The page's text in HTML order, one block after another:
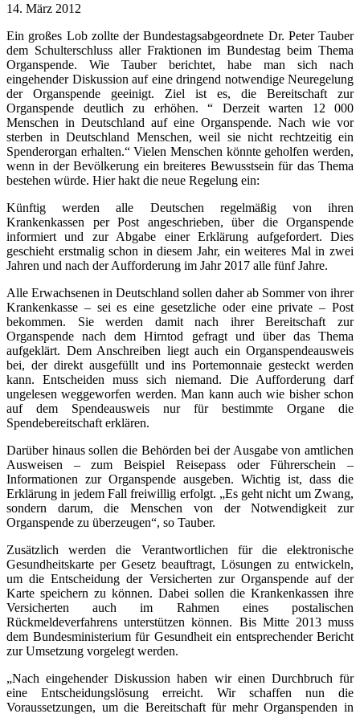
14. März 2012
Ein großes Lob zollte der Bundestagsabgeordnete Dr. Peter Tauber
dem Schulterschluss aller Fraktionen im Bundestag beim Thema
Organspende. Wie Tauber berichtet, habe man sich nach
eingehender Diskussion auf eine dringend notwendige Neuregelung
der Organspende geeinigt. Ziel ist es, die Bereitschaft zur
Organspende deutlich zu erhöhen. “ Derzeit warten 12 000
Menschen in Deutschland auf eine Organspende. Nach wie vor
sterben in Deutschland Menschen, weil sie nicht rechtzeitig ein
Spenderorgan erhalten.“ Vielen Menschen könnte geholfen werden,
wenn in der Bevölkerung ein breiteres Bewusstsein für das Thema
bestehen würde. Hier hakt die neue Regelung ein:
Künftig werden alle Deutschen regelmäßig von ihren
Krankenkassen per Post angeschrieben, über die Organspende
informiert und zur Abgabe einer Erklärung aufgefordert. Dies
geschieht erstmalig schon in diesem Jahr, ein weiteres Mal in zwei
Jahren und nach der Aufforderung im Jahr 2017 alle fünf Jahre.
Alle Erwachsenen in Deutschland sollen daher ab Sommer von ihrer
Krankenkasse – sei es eine gesetzliche oder eine private – Post
bekommen. Sie werden damit nach ihrer Bereitschaft zur
Organspende nach dem Hirntod gefragt und über das Thema
aufgeklärt. Dem Anschreiben liegt auch ein Organspendeausweis
bei, der direkt ausgefüllt und ins Portemonnaie gesteckt werden
kann. Entscheiden muss sich niemand. Die Aufforderung darf
ungelesen weggeworfen werden. Man kann auch wie bisher schon
auf dem Spendeausweis nur für bestimmte Organe die
Spendebereitschaft erklären.
Darüber hinaus sollen die Behörden bei der Ausgabe von amtlichen
Ausweisen – zum Beispiel Reisepass oder Führerschein –
Informationen zur Organspende ausgeben. Wichtig ist, dass die
Erklärung in jedem Fall freiwillig erfolgt. „Es geht nicht um Zwang,
sondern darum, die Menschen von der Notwendigkeit zur
Organspende zu überzeugen“, so Tauber.
Zusätzlich werden die Verantwortlichen für die elektronische
Gesundheitskarte per Gesetz beauftragt, Lösungen zu entwickeln,
um die Entscheidung der Versicherten zur Organspende auf der
Karte speichern zu können. Dabei sollen die Krankenkassen ihre
Versicherten auch im Rahmen eines postalischen
Rückmeldeverfahrens unterstützen können. Bis Mitte 2013 muss
dem Bundesministerium für Gesundheit ein entsprechender Bericht
zur Umsetzung vorgelegt werden.
„Nach eingehender Diskussion haben wir einen Durchbruch für
eine Entscheidungslösung erreicht. Wir schaffen nun die
Voraussetzungen, um die Bereitschaft für mehr Organspenden in